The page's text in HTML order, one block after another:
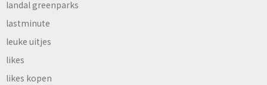
landal greenparks
lastminute
leuke uitjes
likes
likes kopen